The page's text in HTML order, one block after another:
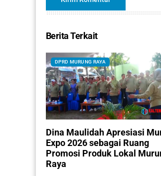
Berita Terkait
DPRD MURUNG RAYA
Dina Maulidah Apresiasi
Expo 2026 sebagai Ruang
Promosi Produk Lokal
Raya